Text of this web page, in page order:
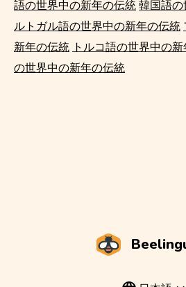
語の世界中の新年の伝統 韓国語
ルトガル語の世界中の新年の伝統
新年の伝統 トルコ語の世界中の
の世界中の新年の伝統